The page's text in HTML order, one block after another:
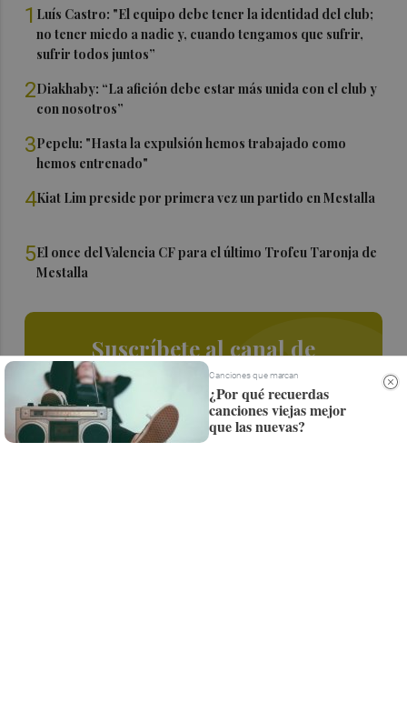
1 Luís Castro: "El equipo debe tener la identidad del club;
no tener miedo a nadie y, cuando tengamos que sufrir,
sufrir todos juntos”
2Diakhaby: “La afición debe estar más unida con el club y
con nosotros”
3Pepelu: "Hasta la expulsión hemos trabajado como
hemos entrenado"
4Kiat Lim preside por primera vez un partido en Mestalla
5El once del Valencia CF para el último Trofeu Taronja de
Mestalla
Suscríbete al canal de
Whatsapp
Siempre al día de las últimas noticias
¡Quiero suscribirme!
Canciones que marcan
¿Por qué recuerdas
canciones viejas mejor
que las nuevas?